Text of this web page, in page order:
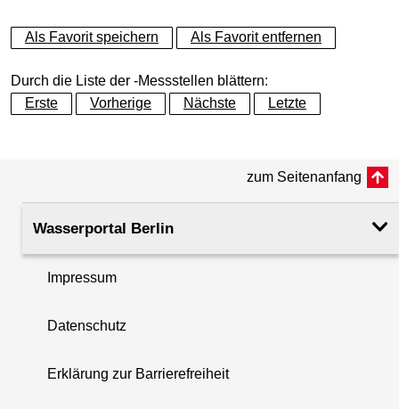
+
−
Als Favorit speichern Als Favorit entfernen
Durch die Liste der -Messstellen blättern:
Erste
Vorherige Nächste Letzte
zum Seitenanfang
Wasserportal Berlin
Impressum
Datenschutz
Erklärung zur Barrierefreiheit